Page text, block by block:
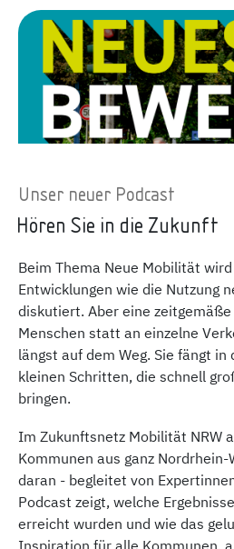
Unser neuer Podcast
Hören Sie in die Zukunft
Beim Thema Neue Mobilität
Entwicklungen wie die Nutzung
diskutiert. Aber eine
Menschen statt an einzelne
längst auf dem Weg. Sie fängt
kleinen Schritten, die schnell
bringen.
Im Zukunftsnetz Mobilität NRW
Kommunen aus ganz
daran - begleitet von
Podcast zeigt, welche
erreicht wurden und wie das